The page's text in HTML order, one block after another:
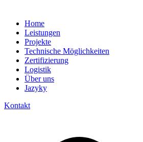
Home
Leistungen
Projekte
Technische Möglichkeiten
Zertifizierung
Logistik
Über uns
Jazyky
Kontakt